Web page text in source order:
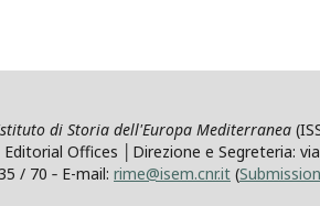
di Storia dell'Europa Mediterranea
Offices │Direzione e Segreteria:
/ 70 ‐ E-mail: rime@isem.cnr.it (